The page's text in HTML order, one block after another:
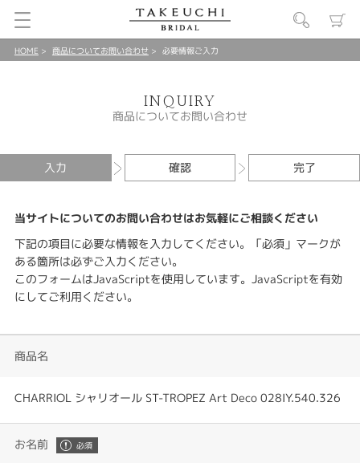
HOME 商品についてお問い合わせ 必要情報ご入力
INQUIRY
商品についてお問い合わせ
入力 確認 完了
当サイトについてのお問い合わせはお気軽にご相談ください
下記の項目に必要な情報を入力してください。「必須」マークが
ある箇所は必ずご入力ください。
このフォームはJavaScriptを使用しています。JavaScriptを有効
にしてご利用ください。
商品名
CHARRIOL シャリオール ST-TROPEZ Art Deco 028IY.540.326
お名前